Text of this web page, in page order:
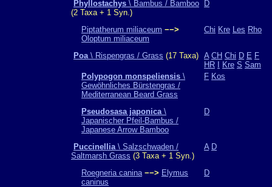
Phyllostachys \ Bambus / Bamboo
(2 Taxa + 1 Syn.)
D
Piptatherum miliaceum −−>
Oloptum miliaceum
Chi Kre Les Rho
Poa\ Rispengras / Grass (17 Taxa) A CH Chi D E F
HR
Kre S Sam
Polypogon monspeliensis \
Gewöhnliches Bürstengras /
Mediterranean Beard Grass
F Kos
Pseudosasa japonica\
Japanischer Pfeil-Bambus /
Japanese Arrow Bamboo
D
Puccinellia\ Salzschwaden /
Saltmarsh Grass (3 Taxa + 1 Syn.)
A D
Roegneria canina −−> Elymus
caninus
D